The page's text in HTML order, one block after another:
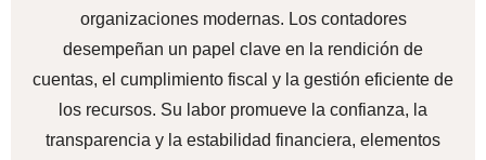
organizaciones modernas. Los contadores
desempeñan un papel clave en la rendición de
cuentas, el cumplimiento fiscal y la gestión eficiente de
los recursos. Su labor promueve la confianza, la
transparencia y la estabilidad financiera, elementos